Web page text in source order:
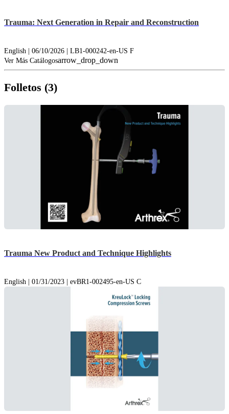
Trauma: Next Generation in Repair and Reconstruction
English | 06/10/2026 | LB1-000242-en-US F
Ver Más Catálogosarrow_drop_down
Folletos (3)
Trauma New Product and Technique Highlights
English | 01/31/2023 | evBR1-002495-en-US C